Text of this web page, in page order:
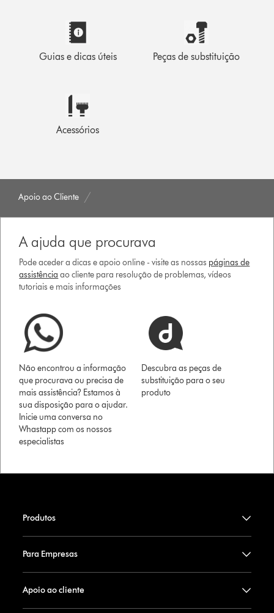
Guias e dicas úteis Peças de substituição
Acessórios
Apoio ao Cliente
A ajuda que procurava
Pode aceder a dicas e apoio online - visite as nossas páginas de
assistência ao cliente para resolução de problemas, vídeos
tutoriais e mais informações
Não encontrou a informação
que procurava ou precisa de
mais assistência? Estamos à
sua disposição para o ajudar.
Inicie uma conversa no
Whastapp com os nossos
especialistas
Descubra as peças de
substituição para o seu
produto
Produtos
Para Empresas
Apoio ao cliente